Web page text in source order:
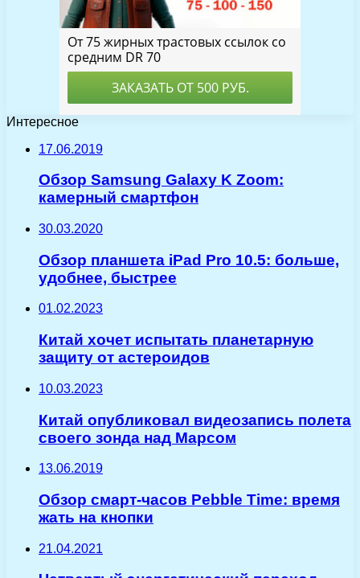
Интересное
17.06.2019
Обзор Samsung Galaxy K Zoom:
камерный смартфон
30.03.2020
Обзор планшета iPad Pro 10.5: больше,
удобнее, быстрее
01.02.2023
Китай хочет испытать планетарную
защиту от астероидов
10.03.2023
Китай опубликовал видеозапись полета
своего зонда над Марсом
13.06.2019
Обзор смарт-часов Pebble Time: время
жать на кнопки
21.04.2021